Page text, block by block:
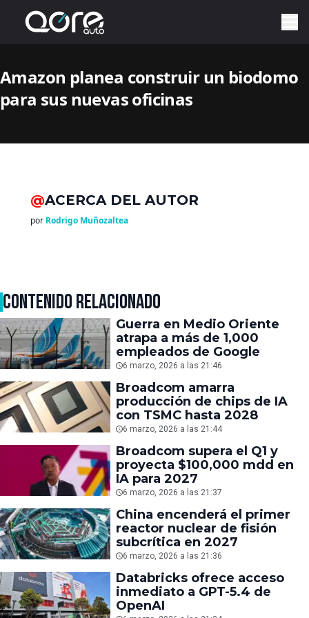
Amazon planea construir un biodomo
para sus nuevas oficinas
@ACERCA DEL AUTOR
por Rodrigo Muñozaltea
CONTENIDO RELACIONADO
Guerra en Medio Oriente
atrapa a más de 1,000
empleados de Google
6 marzo, 2026 a las 21:46
Broadcom amarra
producción de chips de IA
con TSMC hasta 2028
6 marzo, 2026 a las 21:44
Broadcom supera el Q1 y
proyecta $100,000 mdd en
IA para 2027
6 marzo, 2026 a las 21:37
China encenderá el primer
reactor nuclear de fisión
subcrítica en 2027
6 marzo, 2026 a las 21:36
Databricks ofrece acceso
inmediato a GPT-5.4 de
OpenAI